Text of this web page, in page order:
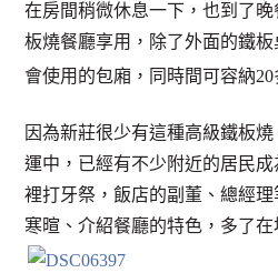
在房間稍微休息一下，也到了
板燒餐廳享用，除了外面的鐵
會使用的包廂，同時間可容納20
因為新莊很少有這種高級鐵板
運中，已經有不少附近的居民
裡打牙祭，飯店的副董、總經
寒暄、介紹餐廳的特色，多了在